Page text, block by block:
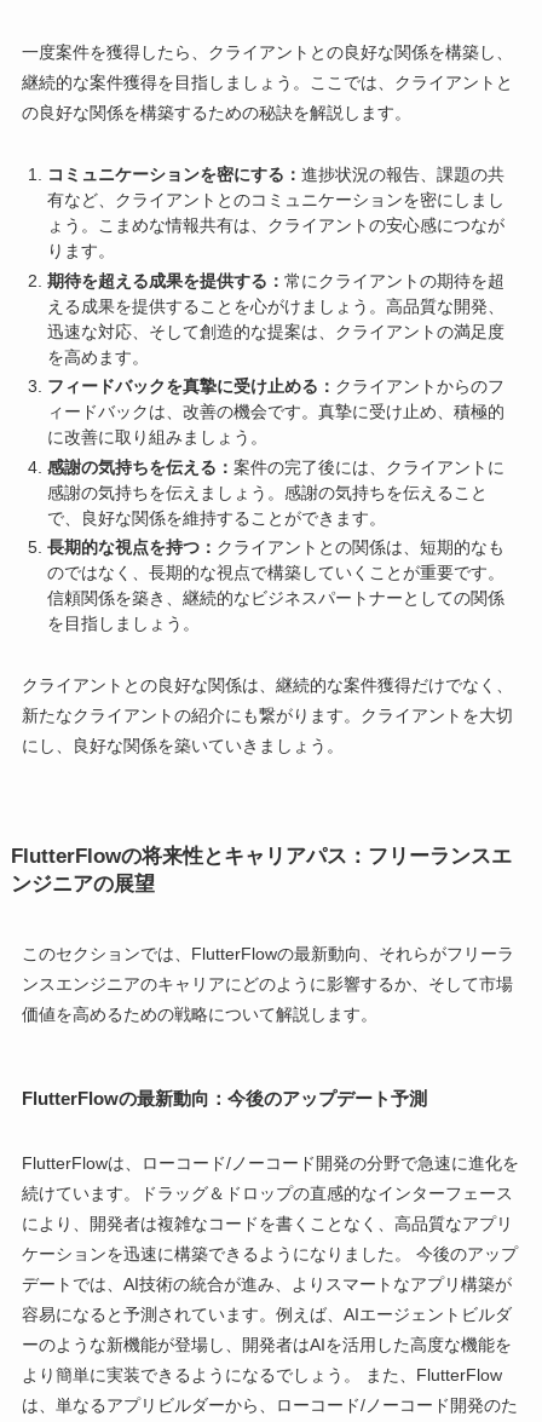
一度案件を獲得したら、クライアントとの良好な関係を構築し、
継続的な案件獲得を目指しましょう。ここでは、クライアントと
の良好な関係を構築するための秘訣を解説します。
コミュニケーションを密にする： 進捗状況の報告、課題の共
有など、クライアントとのコミュニケーションを密にしまし
ょう。こまめな情報共有は、クライアントの安心感につなが
ります。
期待を超える成果を提供する： 常にクライアントの期待を超
える成果を提供することを心がけましょう。高品質な開発、
迅速な対応、そして創造的な提案は、クライアントの満足度
を高めます。
フィードバックを真摯に受け止める： クライアントからのフ
ィードバックは、改善の機会です。真摯に受け止め、積極的
に改善に取り組みましょう。
感謝の気持ちを伝える： 案件の完了後には、クライアントに
感謝の気持ちを伝えましょう。感謝の気持ちを伝えること
で、良好な関係を維持することができます。
長期的な視点を持つ： クライアントとの関係は、短期的なも
のではなく、長期的な視点で構築していくことが重要です。
信頼関係を築き、継続的なビジネスパートナーとしての関係
を目指しましょう。
クライアントとの良好な関係は、継続的な案件獲得だけでなく、
新たなクライアントの紹介にも繋がります。クライアントを大切
にし、良好な関係を築いていきましょう。
FlutterFlowの将来性とキャリアパス：フリーランスエ
ンジニアの展望
このセクションでは、FlutterFlowの最新動向、それらがフリーラ
ンスエンジニアのキャリアにどのように影響するか、そして市場
価値を高めるための戦略について解説します。
FlutterFlowの最新動向：今後のアップデート予測
FlutterFlowは、ローコード/ノーコード開発の分野で急速に進化を
続けています。ドラッグ＆ドロップの直感的なインターフェース
により、開発者は複雑なコードを書くことなく、高品質なアプリ
ケーションを迅速に構築できるようになりました。 今後のアップ
デートでは、AI技術の統合が進み、よりスマートなアプリ構築が
容易になると予測されています。例えば、AIエージェントビルダ
ーのような新機能が登場し、開発者はAIを活用した高度な機能を
より簡単に実装できるようになるでしょう。 また、FlutterFlow
は、単なるアプリビルダーから、ローコード/ノーコード開発のた